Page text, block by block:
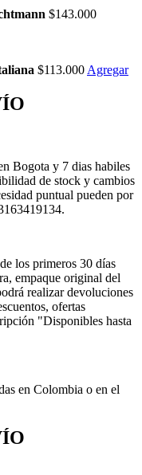
$143.000
$113.000 Agregar
Bogota y 7 dias habiles
de stock y cambios
puntual pueden por
los primeros 30 días
empaque original del
realizar devoluciones
ofertas
"Disponibles hasta
en Colombia o en el